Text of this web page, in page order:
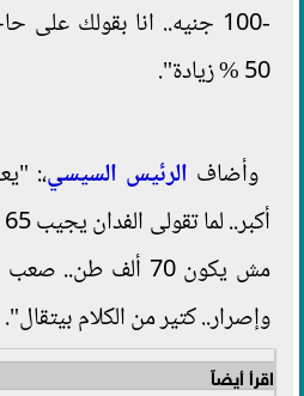
50 % زيادة".
وأضاف الرئيس السيسي،:
مش يكون 70 ألف
وإصرار.. كتير من الكلام بيتقال".
اقرأ أيضاً